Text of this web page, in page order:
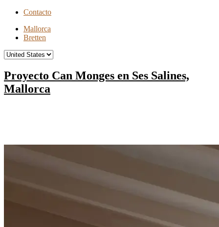
Contacto
Mallorca
Bretten
Proyecto Can Monges en Ses Salines,
Mallorca